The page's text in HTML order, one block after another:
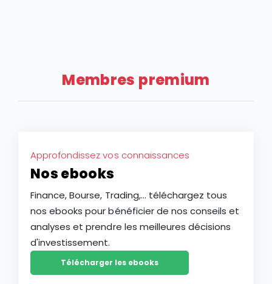
Membres premium
Approfondissez vos connaissances
Nos ebooks
Finance, Bourse, Trading,... téléchargez tous
nos ebooks pour bénéficier de nos conseils et
analyses et prendre les meilleures décisions
d'investissement.
Télécharger les ebooks